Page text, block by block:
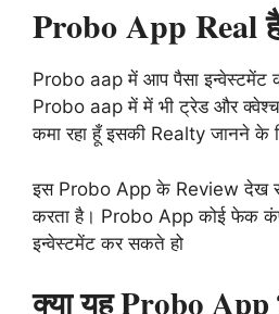
Probo App Real
Probo aap में आप पैसा इन्वेस्टमेंट
Probo aap में में भी ट्रेड और
कमा रहा हूँ इसकी Realty जानने के
इस Probo App के Review देख
करता है। Probo App कोई फेक
इन्वेस्टमेंट कर सकते हो
क्या यह Probo App